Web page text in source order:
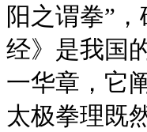
阳之谓拳”
经》是我国
一华章，它
太极拳理既